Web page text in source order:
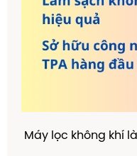
Máy lọc không khí